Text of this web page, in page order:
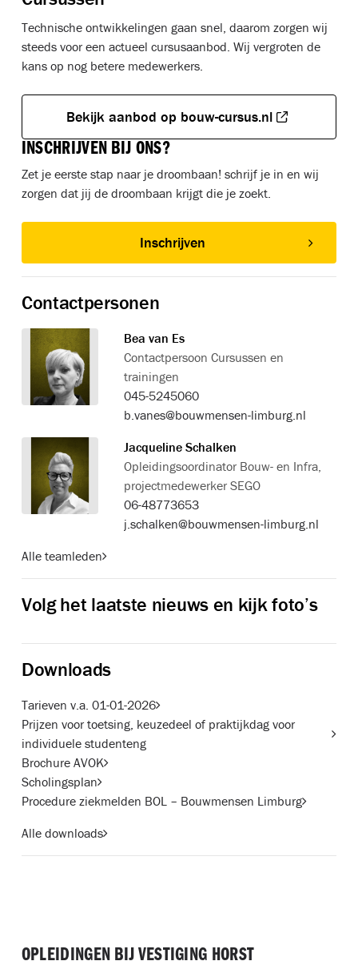
Technische ontwikkelingen gaan snel, daarom zorgen wij
steeds voor een actueel cursusaanbod. Wij vergroten de
kans op nog betere medewerkers.
Bekijk aanbod op bouw-cursus.nl
INSCHRIJVEN BIJ ONS?
Zet je eerste stap naar je droombaan! schrijf je in en wij
zorgen dat jij de droombaan krijgt die je zoekt.
Inschrijven
Contactpersonen
Bea van Es
Contactpersoon Cursussen en
trainingen
045-5245060
b.vanes@bouwmensen-limburg.nl
Jacqueline Schalken
Opleidingsoordinator Bouw- en Infra,
projectmedewerker SEGO
06-48773653
j.schalken@bouwmensen-limburg.nl
Alle teamleden
Volg het laatste nieuws en kijk foto’s
Downloads
Tarieven v.a. 01-01-2026
Prijzen voor toetsing, keuzedeel of praktijkdag voor
individuele studenteng
Brochure AVOK
Scholingsplan
Procedure ziekmelden BOL – Bouwmensen Limburg
Alle downloads
OPLEIDINGEN BIJ VESTIGING HORST